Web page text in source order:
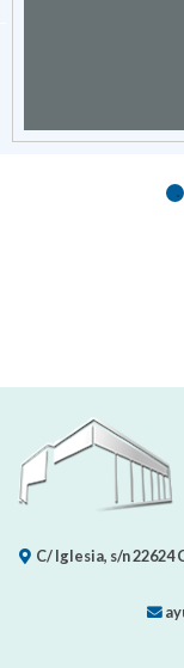
C/ Iglesia, s/n22624